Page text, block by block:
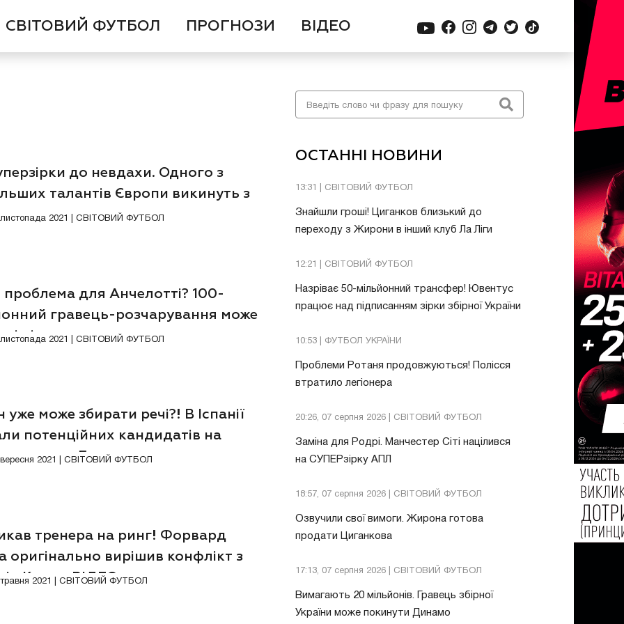
СВІТОВИЙ ФУТБОЛ ПРОГНОЗИ ВІДЕО
ОСТАННІ НОВИНИ
13:31 | СВІТОВИЙ ФУТБОЛ
Знайшли гроші! Циганков близький до
переходу з Жирони в інший клуб Ла Ліги
12:21 | СВІТОВИЙ ФУТБОЛ
Назріває 50-мільйонний трансфер! Ювентус
працює над підписанням зірки збірної України
10:53 | ФУТБОЛ УКРАЇНИ
Проблеми Ротаня продовжуються! Полісся
втратило легіонера
20:26, 07 серпня 2026 | СВІТОВИЙ ФУТБОЛ
Заміна для Родрі. Манчестер Сіті націлився
на СУПЕРзірку АПЛ
18:57, 07 серпня 2026 | СВІТОВИЙ ФУТБОЛ
Озвучили свої вимоги. Жирона готова
продати Циганкова
17:13, 07 серпня 2026 | СВІТОВИЙ ФУТБОЛ
Вимагають 20 мільйонів. Гравець збірної
України може покинути Динамо
до невдахи. Одного з
талантів Європи викинуть з
листопада 2021 | СВІТОВИЙ ФУТБОЛ
проблема для Анчелотті? 100-
гравець-розчарування може
піти
листопада 2021 | СВІТОВИЙ ФУТБОЛ
уже може збирати речі?! В Іспанії
потенційних кандидатів на
тренера Барселони
вересня 2021 | СВІТОВИЙ ФУТБОЛ
тренера на ринг! Форвард
оригінально вирішив конфлікт з
Конте. ВІДЕО
травня 2021 | СВІТОВИЙ ФУТБОЛ